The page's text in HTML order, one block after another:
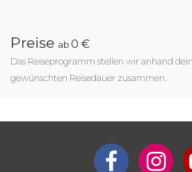
Preise ab0 €
Das Reiseprogramm stellen wir anhand
gewünschten Reisedauer zusammen.